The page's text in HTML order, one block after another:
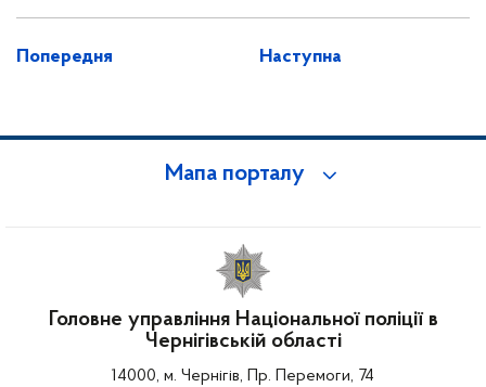
Попередня Наступна
Мапа порталу
Головне управління Національної поліції в
Чернігівській області
14000, м. Чернігів, Пр. Перемоги, 74